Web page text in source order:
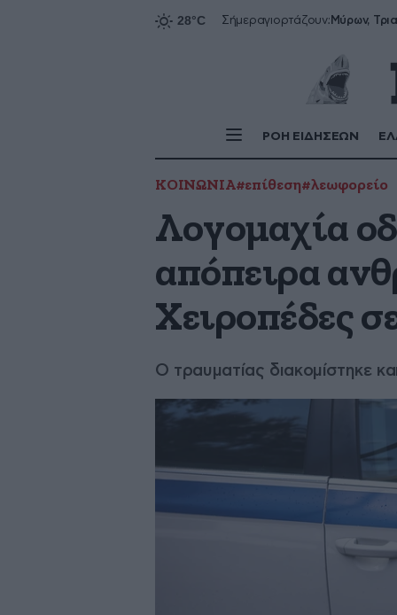
Σήμεραγιορτάζουν:
ΡΟΗ ΕΙΔΗΣΕΩΝ
ΚΟΙΝΩΝΙΑ#επίθεση#λεωφορείο
Λογομαχία
απόπειρα
Χειροπέδες
Ο τραυματίας διακομίστηκε